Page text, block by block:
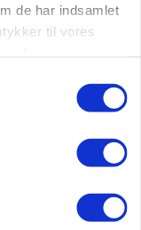
de har indsamlet
til vores